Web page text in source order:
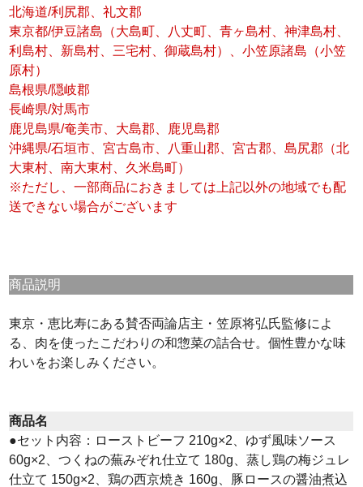
北海道/利尻郡、礼文郡
東京都/伊豆諸島（大島町、八丈町、青ヶ島村、神津島村、
利島村、新島村、三宅村、御蔵島村）、小笠原諸島（小笠
原村）
島根県/隠岐郡
長崎県/対馬市
鹿児島県/奄美市、大島郡、鹿児島郡
沖縄県/石垣市、宮古島市、八重山郡、宮古郡、島尻郡（北
大東村、南大東村、久米島町）
※ただし、一部商品におきましては上記以外の地域でも配
送できない場合がございます
商品説明
東京・恵比寿にある賛否両論店主・笠原将弘氏監修によ
る、肉を使ったこだわりの和惣菜の詰合せ。個性豊かな味
わいをお楽しみください。
商品名
●セット内容：ローストビーフ 210g×2、ゆず風味ソース
60g×2、つくねの蕪みぞれ仕立て 180g、蒸し鶏の梅ジュレ
仕立て 150g×2、鶏の西京焼き 160g、豚ロースの醤油煮込